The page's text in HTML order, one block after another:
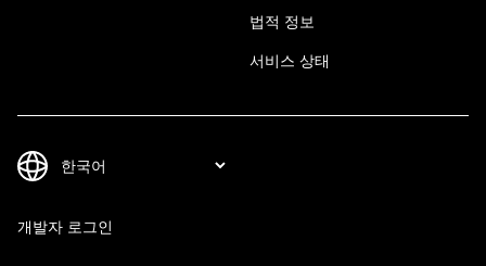
법적 정보
서비스 상태
개발자 로그인